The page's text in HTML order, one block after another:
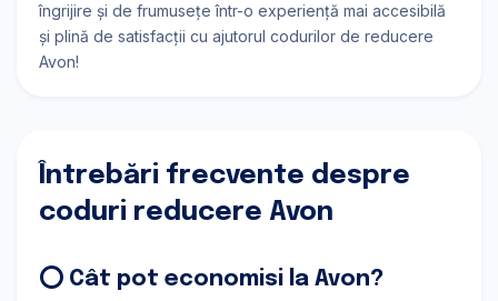
îngrijire și de frumusețe într-o experiență mai accesibilă
și plină de satisfacții cu ajutorul codurilor de reducere
Avon!
Întrebări frecvente despre
coduri reducere Avon
⭕ Cât pot economisi la Avon?